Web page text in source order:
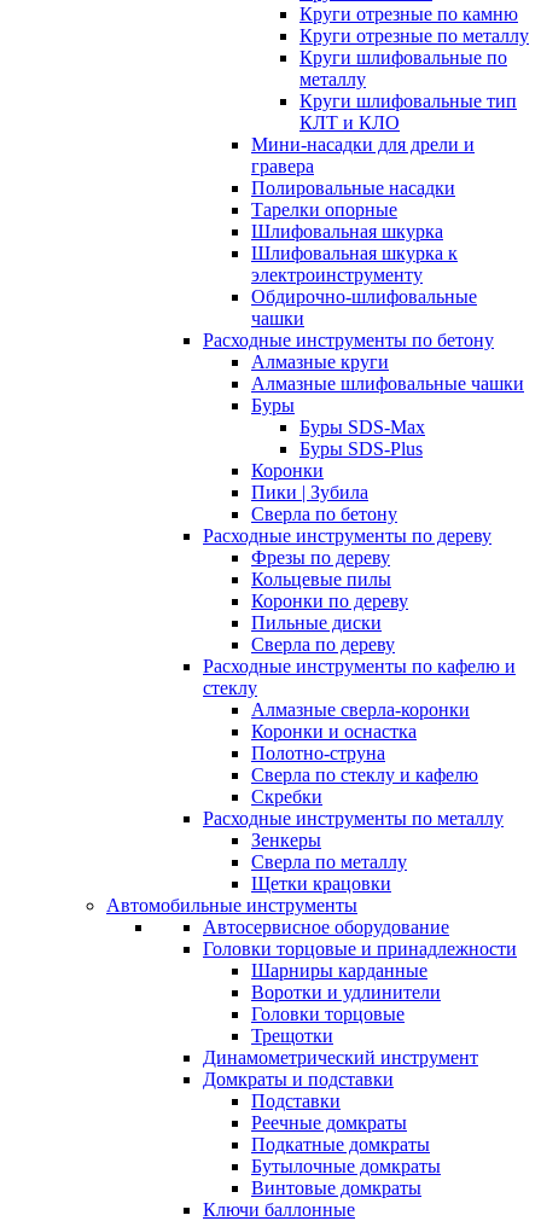
Круги отрезные по камню
Круги отрезные по металлу
Круги шлифовальные по
металлу
Круги шлифовальные тип
КЛТ и КЛО
Мини-насадки для дрели и
гравера
Полировальные насадки
Тарелки опорные
Шлифовальная шкурка
Шлифовальная шкурка к
электроинструменту
Обдирочно-шлифовальные
чашки
Расходные инструменты по бетону
Алмазные круги
Алмазные шлифовальные чашки
Буры
Буры SDS-Max
Буры SDS-Plus
Коронки
Пики | Зубила
Сверла по бетону
Расходные инструменты по дереву
Фрезы по дереву
Кольцевые пилы
Коронки по дереву
Пильные диски
Сверла по дереву
Расходные инструменты по кафелю и
стеклу
Алмазные сверла-коронки
Коронки и оснастка
Полотно-струна
Сверла по стеклу и кафелю
Скребки
Расходные инструменты по металлу
Зенкеры
Сверла по металлу
Щетки крацовки
Автомобильные инструменты
Автосервисное оборудование
Головки торцовые и принадлежности
Шарниры карданные
Воротки и удлинители
Головки торцовые
Трещотки
Динамометрический инструмент
Домкраты и подставки
Подставки
Реечные домкраты
Подкатные домкраты
Бутылочные домкраты
Винтовые домкраты
Ключи баллонные